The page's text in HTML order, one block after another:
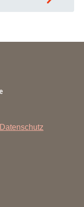
Datenschutz